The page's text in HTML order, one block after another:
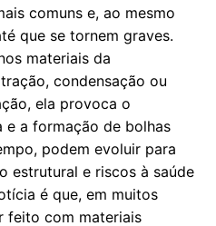
comuns e, ao mesmo
que se tornem graves.
materiais da
condensação ou
ela provoca o
e a formação de bolhas
podem evoluir para
estrutural e riscos à saúde
é que, em muitos
feito com materiais